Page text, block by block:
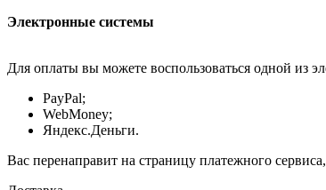
Электронные системы
Для оплаты вы можете воспользоваться одной из
PayPal;
WebMoney;
Яндекс.Деньги.
Вас перенаправит на страницу платежного